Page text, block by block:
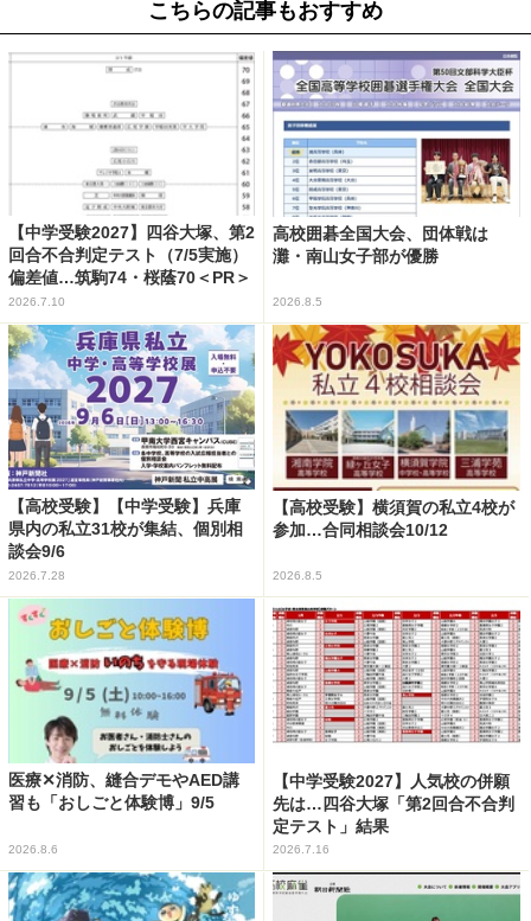
こちらの記事もおすすめ
【中学受験2027】四谷大塚、第2
回合不合判定テスト（7/5実施）
偏差値…筑駒74・桜蔭70＜PR＞
2026.7.10
高校囲碁全国大会、団体戦は
灘・南山女子部が優勝
2026.8.5
【高校受験】【中学受験】兵庫
県内の私立31校が集結、個別相
談会9/6
2026.7.28
【高校受験】横須賀の私立4校が
参加…合同相談会10/12
2026.8.5
医療✕消防、縫合デモやAED講
習も「おしごと体験博」9/5
2026.8.6
【中学受験2027】人気校の併願
先は…四谷大塚「第2回合不合判
定テスト」結果
2026.7.16